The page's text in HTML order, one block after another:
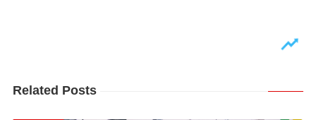
Related Posts